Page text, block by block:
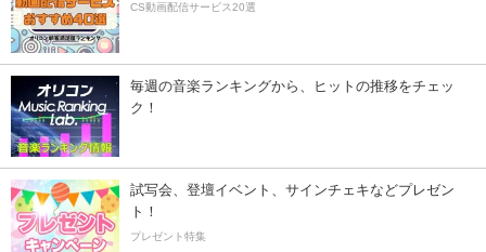
CS動画配信サービス20選
毎週の音楽ランキングから、ヒットの推移をチェッ
ク！
試写会、登壇イベント、サインチェキなどプレゼン
ト！
プレゼント特集